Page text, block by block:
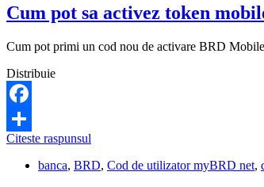
Cum pot sa activez token
Cum pot primi un cod nou de activare BRD
Distribuie
Facebook
Share
Citeste raspunsul
sa
banca, BRD, Cod de utilizator myBRD net,